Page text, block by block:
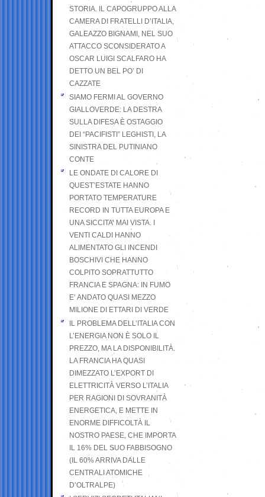
STORIA. IL CAPOGRUPPO ALLA
CAMERA DI FRATELLI D’ITALIA,
GALEAZZO BIGNAMI, NEL SUO
ATTACCO SCONSIDERATO A
OSCAR LUIGI SCALFARO HA
DETTO UN BEL PO’ DI
CAZZATE
SIAMO FERMI AL GOVERNO
GIALLOVERDE: LA DESTRA
SULLA DIFESA È OSTAGGIO
DEI “PACIFISTI” LEGHISTI, LA
SINISTRA DEL PUTINIANO
CONTE
LE ONDATE DI CALORE DI
QUEST’ESTATE HANNO
PORTATO TEMPERATURE
RECORD IN TUTTA EUROPA E
UNA SICCITA’ MAI VISTA. I
VENTI CALDI HANNO
ALIMENTATO GLI INCENDI
BOSCHIVI CHE HANNO
COLPITO SOPRATTUTTO
FRANCIA E SPAGNA: IN FUMO
E’ ANDATO QUASI MEZZO
MILIONE DI ETTARI DI VERDE
IL PROBLEMA DELL’ITALIA CON
L’ENERGIA NON È SOLO IL
PREZZO, MA LA DISPONIBILITÀ.
LA FRANCIA HA QUASI
DIMEZZATO L’EXPORT DI
ELETTRICITÀ VERSO L’ITALIA
PER RAGIONI DI SOVRANITÀ
ENERGETICA, E METTE IN
ENORME DIFFICOLTÀ IL
NOSTRO PAESE, CHE IMPORTA
IL 16% DEL SUO FABBISOGNO
(IL 60% ARRIVA DALLE
CENTRALI ATOMICHE
D’OLTRALPE)